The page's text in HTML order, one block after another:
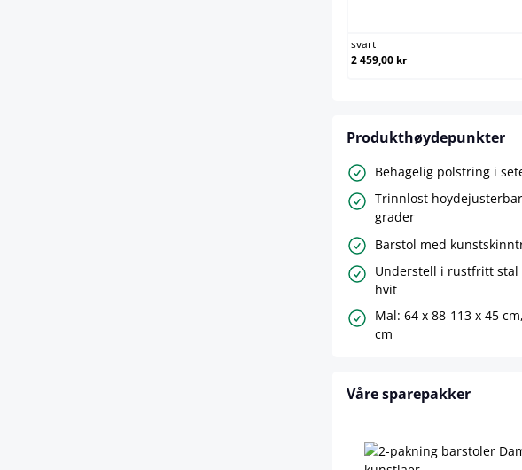
svart
2 459,00 kr
Produkthøydepunkter
Behagelig polstring i
Trinnlost
grader
Barstol med
Understell i rustfritt stal
hvit
Mal: 64 x 88-113 x 45
cm
Våre sparepakker